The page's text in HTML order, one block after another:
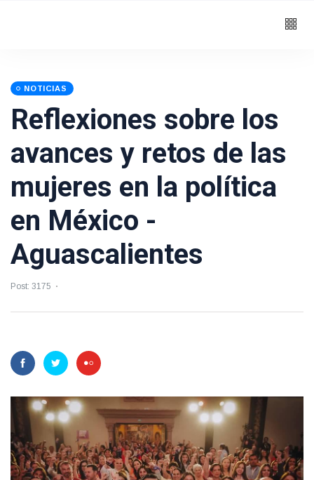
NOTICIAS
Reflexiones sobre los
avances y retos de las
mujeres en la política
en México -
Aguascalientes
Post: 3175